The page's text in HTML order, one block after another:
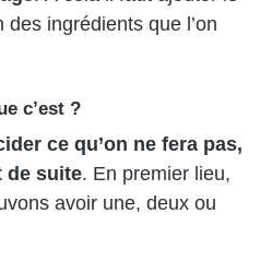
des ingrédients que l’on
c’est ?
ce qu’on ne fera pas,
de suite. En premier lieu,
avoir une, deux ou